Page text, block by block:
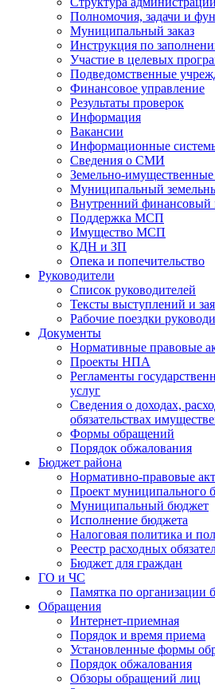
Полномочия, задачи и
Муниципальный заказ
Инструкция по
Участие в целевых
Подведомственные
Финансовое управление
Результаты проверок
Информация
Вакансии
Информационные
Сведения о СМИ
Земельно-
Муниципальный
Внутренний финансовый
Поддержка МСП
Имущество МСП
КДН и ЗП
Опека и попечительство
Руководители
Список руководителей
Тексты выступлений и
Рабочие поездки
Документы
Нормативные правовые
Проекты НПА
Регламенты
услуг
Сведения о доходах,
обязательствах
Формы обращений
Порядок обжалования
Бюджет района
Нормативно-правовые
Проект муниципального
Муниципальный бюджет
Исполнение бюджета
Налоговая политика и
Реестр расходных
Бюджет для граждан
ГО и ЧС
Памятка по организации
Обращения
Интернет-приемная
Порядок и время приема
Установленные формы
Порядок обжалования
Обзоры обращений лиц